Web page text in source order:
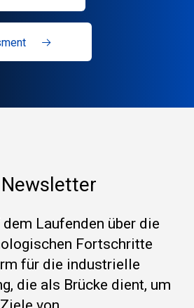
Laufenden über die
Fortschritte
für die industrielle
die als Brücke dient, um